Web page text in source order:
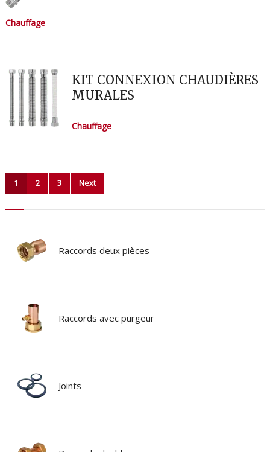
Chauffage
KIT CONNEXION CHAUDIÈRES
MURALES
Chauffage
Pagination
1 2 3 Next
Raccords deux pièces
Raccords avec purgeur
Joints